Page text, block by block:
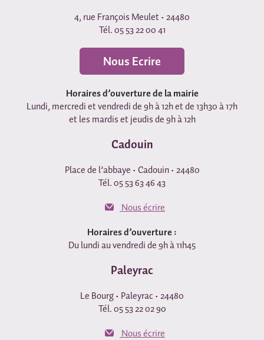
4, rue François Meulet • 24480
Tél. 05 53 22 00 41
Nous Ecrire
Horaires d’ouverture de la mairie
Lundi, mercredi et vendredi de 9h à 12h et de 13h30 à 17h
et les mardis et jeudis de 9h à 12h
Cadouin
Place de l’abbaye • Cadouin • 24480
Tél. 05 53 63 46 43
Nous écrire
Horaires d’ouverture :
Du lundi au vendredi de 9h à 11h45
Paleyrac
Le Bourg • Paleyrac • 24480
Tél. 05 53 22 02 90
Nous écrire